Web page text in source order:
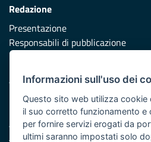
Redazione
Presentazione
Responsabili di pubblicazione
Vai al sito di Protezione Civile
Iniziativa finanziata con risorse
Asse XI
Informazioni sull'uso dei
Questo sito web utilizza cookie
il suo corretto funzionamento e
per fornire servizi erogati da
ultimi saranno impostati solo